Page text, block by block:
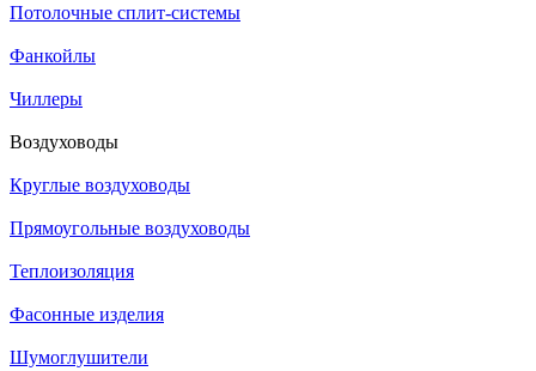
Потолочные сплит-системы
Фанкойлы
Чиллеры
Воздуховоды
Круглые воздуховоды
Прямоугольные воздуховоды
Теплоизоляция
Фасонные изделия
Шумоглушители